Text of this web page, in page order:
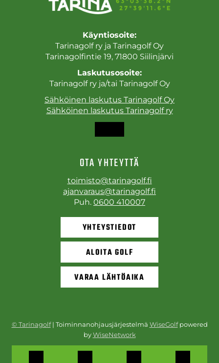
Käyntiosoite:
Tarinagolf ry ja Tarinagolf Oy
Tarinagolfintie 19, 71800 Siilinjärvi
Laskutusosoite:
Tarinagolf ry ja/tai Tarinagolf Oy
Sähköinen laskutus Tarinagolf Oy
Sähköinen laskutus Tarinagolf ry
OTA YHTEYTTÄ
toimisto@tarinagolf.fi
ajanvaraus@tarinagolf.fi
Puh. 0600 410007
YHTEYSTIEDOT
ALOITA GOLF
VARAA LÄHTÖAIKA
© Tarinagolf| Toiminnanohjausjärjestelmä WiseGolfpowered
byWiseNetwork